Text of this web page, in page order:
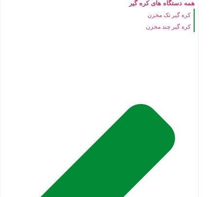
همه دستگاه های کره گیر
کره گیر تک مخزن
کره گیر چند مخزن